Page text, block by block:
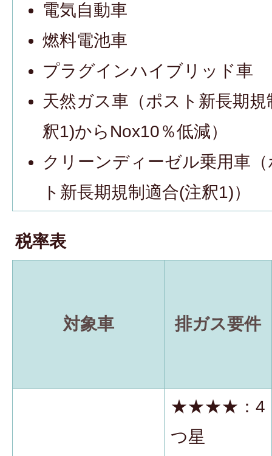
電気自動車
燃料電池車
プラグインハイブリッド車
天然ガス車（ポスト新長期規
釈1)からNox10％低減）
クリーンディーゼル乗用車
ト新長期規制適合(注釈1)）
税率表
対象車 排ガス要件
★★★★：4
つ星